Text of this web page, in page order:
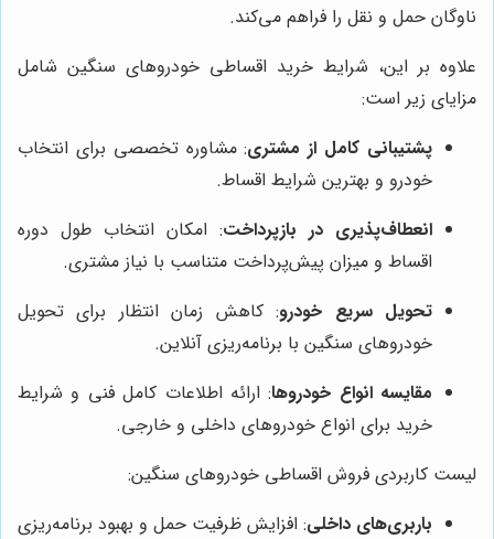
ناوگان حمل و نقل را فراهم می‌کند.
علاوه بر این، شرایط خرید اقساطی خودروهای سنگین شامل
مزایای زیر است:
پشتیبانی کامل از مشتری: مشاوره تخصصی برای انتخاب
خودرو و بهترین شرایط اقساط.
انعطاف‌پذیری در بازپرداخت: امکان انتخاب طول دوره
اقساط و میزان پیش‌پرداخت متناسب با نیاز مشتری.
تحویل سریع خودرو: کاهش زمان انتظار برای تحویل
خودروهای سنگین با برنامه‌ریزی آنلاین.
مقایسه انواع خودروها: ارائه اطلاعات کامل فنی و شرایط
خرید برای انواع خودروهای داخلی و خارجی.
لیست کاربردی فروش اقساطی خودروهای سنگین:
باربری‌های داخلی: افزایش ظرفیت حمل و بهبود برنامه‌ریزی